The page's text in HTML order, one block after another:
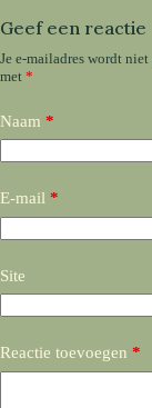
Geef een reactie
Je e-mailadres wordt niet
met *
Naam *
E-mail *
Site
Reactie toevoegen *